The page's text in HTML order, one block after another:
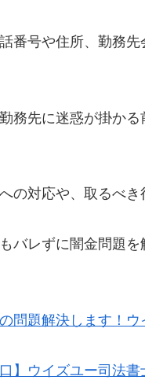
番号や住所、勤務
務先に迷惑が掛か
の対応や、取るべ
バレずに闇金問題
問題解決します！
】ウイズユー司法